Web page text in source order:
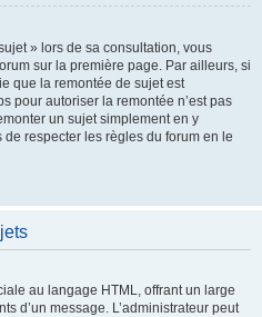
» lors de sa consultation, vous
sur la première page. Par ailleurs, si
que la remontée de sujet est
pour autoriser la remontée n’est pas
un sujet simplement en y
respecter les règles du forum en le
au langage HTML, offrant un large
d’un message. L’administrateur peut